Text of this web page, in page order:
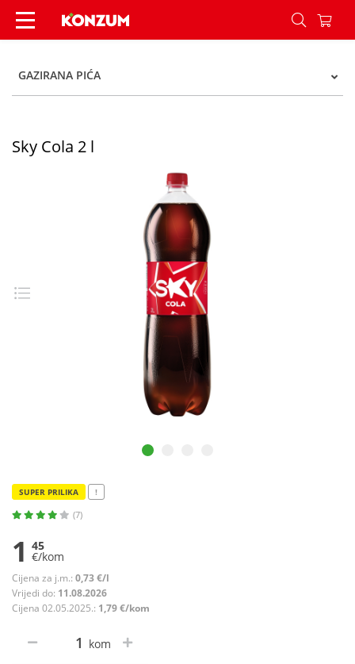
Sky Cola 2 l - Konzum
GAZIRANA PIĆA
Sky Cola 2 l
SUPER PRILIKA !
(7)
1 45
€/kom
Cijena za j.m.: 0,73 €/l
Vrijedi do: 11.08.2026
Cijena 02.05.2025.: 1,79 €/kom
kom